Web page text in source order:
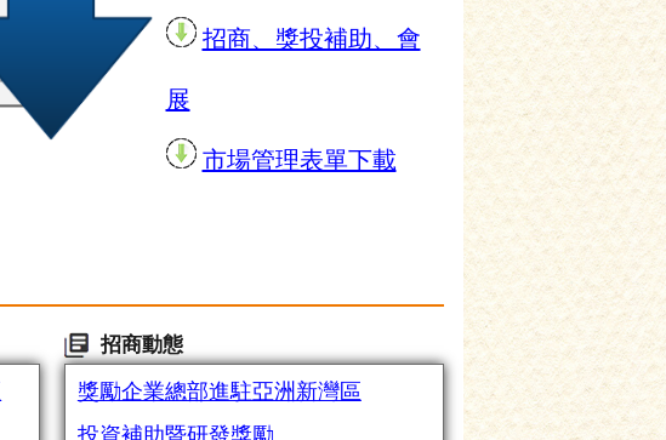
招商、獎投補助、會
展
市場管理表單下載
招商動態
獎勵企業總部進駐亞洲新灣區